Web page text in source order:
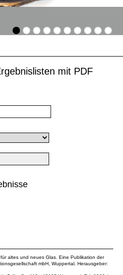
mit PDF
altes und neues Glas. Eine Publikation der
mbH , Wuppertal. Herausgeber: